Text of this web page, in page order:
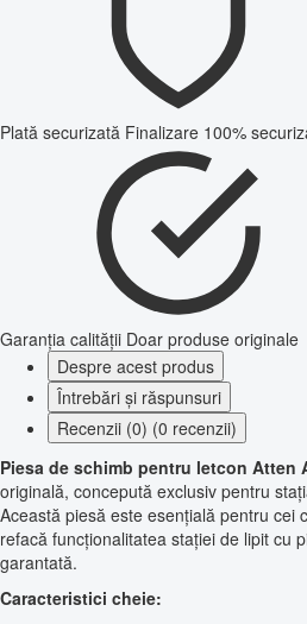
Plată securizată Finalizare 100%
Garanția calității Doar produse originale
Despre acest produs
Întrebări și răspunsuri
Recenzii (0) (0 recenzii)
Piesa de schimb pentru letcon Atten
originală, concepută exclusiv pentru
Această piesă este esențială pentru cei
refacă funcționalitatea stației de lipit cu
garantată.
Caracteristici cheie: